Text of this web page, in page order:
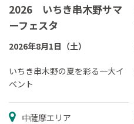
2026 いちき串木野サマ
ーフェスタ
2026年8月1日（土）
いちき串木野の夏を彩る一大イ
ベント
中薩摩エリア